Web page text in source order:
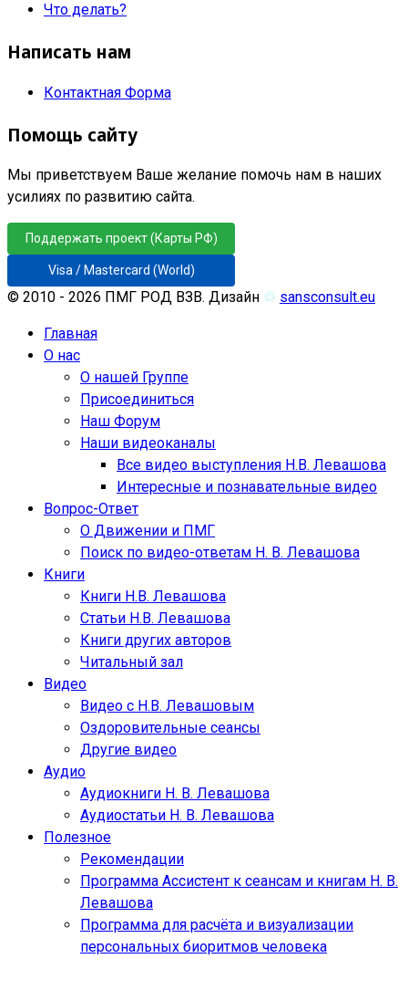
Что делать?
Написать нам
Контактная Форма
Помощь сайту
Мы приветствуем Ваше желание помочь нам в наших
усилиях по развитию сайта.
Поддержать проект (Карты РФ)
Visa / Mastercard (World)
© 2010 - 2026 ПМГ РОД ВЗВ. Дизайн ♲ sansconsult.eu
Главная
О нас
О нашей Группе
Присоединиться
Наш Форум
Наши видеоканалы
Все видео выступления Н.В. Левашова
Интересные и познавательные видео
Вопрос-Ответ
О Движении и ПМГ
Поиск по видео-ответам Н. В. Левашова
Книги
Книги Н.В. Левашова
Статьи Н.В. Левашова
Книги других авторов
Читальный зал
Видео
Видео с Н.В. Левашовым
Оздоровительные сеансы
Другие видео
Аудио
Аудиокниги Н. В. Левашова
Аудиостатьи Н. В. Левашова
Полезное
Рекомендации
Программа Ассистент к сеансам и книгам Н. В.
Левашова
Программа для расчёта и визуализации
персональных биоритмов человека